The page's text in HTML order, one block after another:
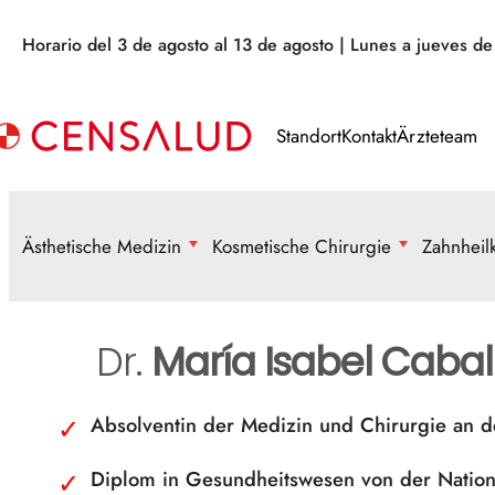
Inhalt
Horario del 3 de agosto al 13 de agosto | Lunes a jueves
StandortKontaktÄrzteteam
Ästhetische Medizin
VOLUMEN
NASE
OHRLÄPPCHEN
HAUTFLECKEN
DURCHHÄNGEN
DOPPELKINN
Kosmetische Chirurgie
BLEPHAROPLASTIK
OHRENKORREKTUR
NASENKORREKTUR
Dr. María Isabel
Absolventin der Medizin und Chirurgie an
Diplom in Gesundheitswesen von der